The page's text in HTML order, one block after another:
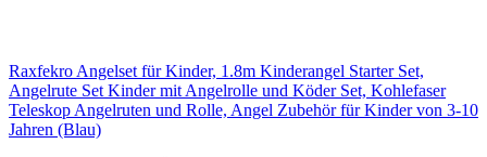
Raxfekro Angelset für Kinder, 1.8m Kinderangel Starter Set,
Angelrute Set Kinder mit Angelrolle und Köder Set, Kohlefaser
Teleskop Angelruten und Rolle, Angel Zubehör für Kinder von 3-10
Jahren (Blau)